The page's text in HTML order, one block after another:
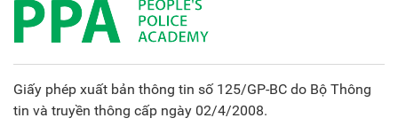
Giấy phép xuất bản thông tin số 125/GP-BC do Bộ Thông
tin và truyền thông cấp ngày 02/4/2008.